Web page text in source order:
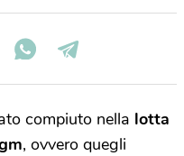
compiuto nella lotta
, ovvero quegli